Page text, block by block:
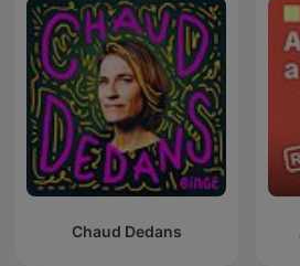
Chaud Dedans